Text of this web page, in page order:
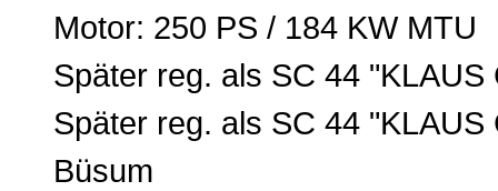
Motor: 250 PS / 184 KW MTU
Später reg. als SC 44
Später reg. als SC 44
Büsum